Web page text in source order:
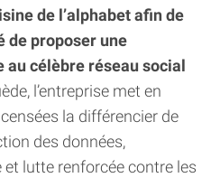
de l’alphabet afin de
de proposer une
célèbre réseau social
l’entreprise met en
la différencier de
des données,
lutte renforcée contre les